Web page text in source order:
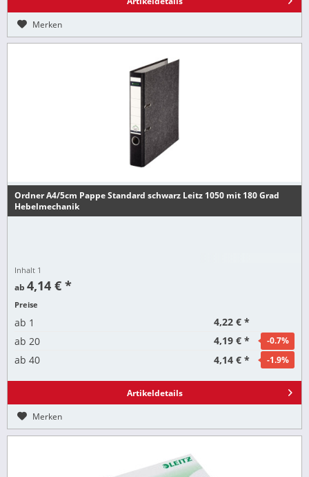
Merken
Ordner A4/5cm Pappe Standard schwarz Leitz 1050 mit 180 Grad
Hebelmechanik
Inhalt 1
ab4,14 € *
Preise
ab 1
4,22 € *
ab 20 4,19 € * -0.7%
ab 40 4,14 € * -1.9%
Artikeldetails
Merken